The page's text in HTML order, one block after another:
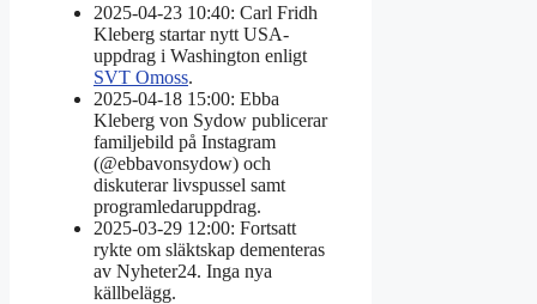
2025-04-23 10:40: Carl Fridh
Kleberg startar nytt USA-
uppdrag i Washington enligt
SVT Omoss.
2025-04-18 15:00: Ebba
Kleberg von Sydow publicerar
familjebild på Instagram
(@ebbavonsydow) och
diskuterar livspussel samt
programledaruppdrag.
2025-03-29 12:00: Fortsatt
rykte om släktskap dementeras
av Nyheter24. Inga nya
källbelägg.